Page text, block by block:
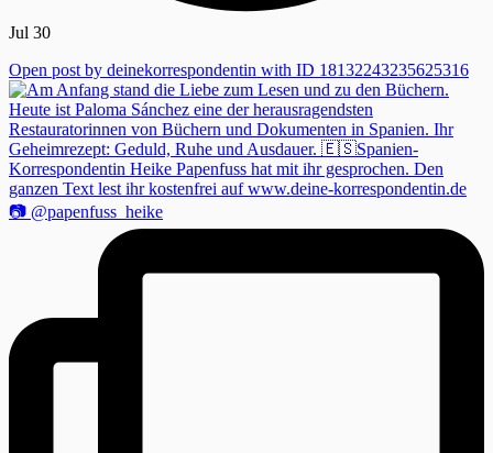
Jul 30
Open post by deinekorrespondentin with ID 18132243235625316